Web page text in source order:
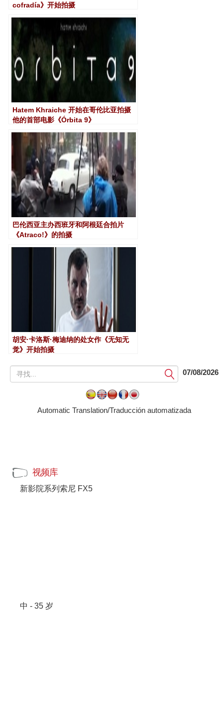
cofradía》开始拍摄
Hatem Khraiche 开始在哥伦比亚拍摄
他的首部电影《Órbita 9》
巴伦西亚主办西班牙和阿根廷合拍片
《Atraco!》的拍摄
胡安·卡洛斯·梅迪纳的处女作《无知无
觉》开始拍摄
提
交
07/08/2026
Automatic Translation/Traducción automatizada
视频库
新影院系列索尼 FX5
中 - 35 岁